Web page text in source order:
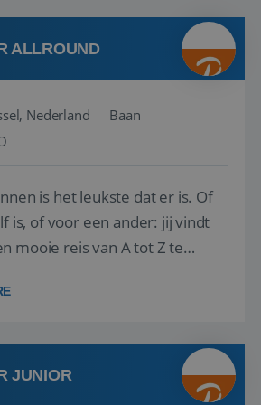
van alles wat met IATA te m...
ALLROUND
Nederland
Baan
is het leukste dat er is. Of
is, of voor een ander: jij vindt
mooie reis van A tot Z te
meest prachtige plekjes op
gaat om vragen ...
JUNIOR